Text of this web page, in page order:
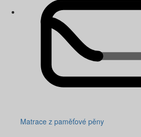
Matrace z paměťové pěny